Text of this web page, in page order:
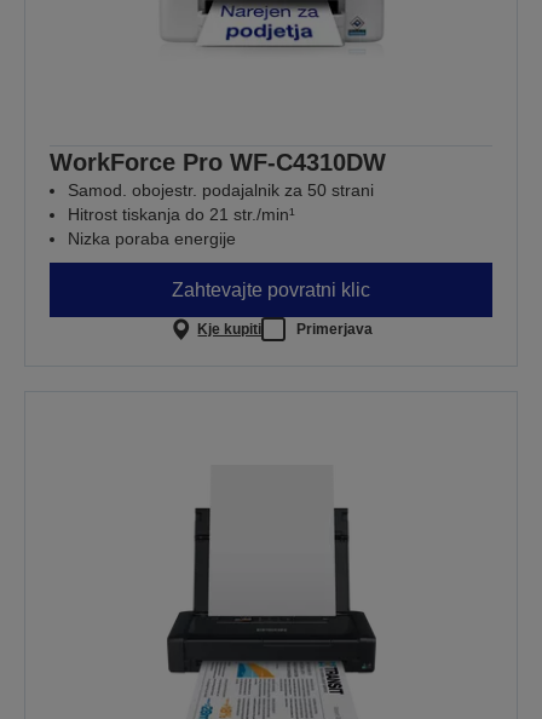
WorkForce Pro WF-C4310DW
Samod. obojestr. podajalnik za 50 strani
Hitrost tiskanja do 21 str./min¹
Nizka poraba energije
Zahtevajte povratni klic
Kje kupiti Primerjava